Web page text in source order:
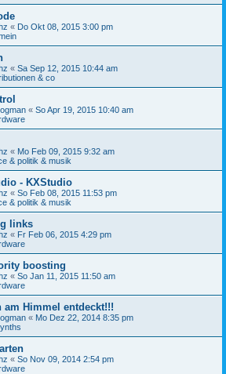
« Do Okt 08, 2015 3:00 pm
« Sa Sep 12, 2015 10:44 am
& co
« So Apr 19, 2015 10:40 am
« Mo Feb 09, 2015 9:32 am
& politik & musik
- KXStudio
« So Feb 08, 2015 11:53 pm
& politik & musik
links
« Fr Feb 06, 2015 4:29 pm
boosting
« So Jan 11, 2015 11:50 am
am Himmel entdeckt!!!
« Mo Dez 22, 2014 8:35 pm
« So Nov 09, 2014 2:54 pm